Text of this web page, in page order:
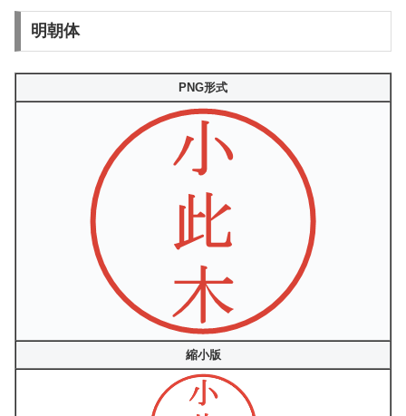
明朝体
PNG形式
縮小版